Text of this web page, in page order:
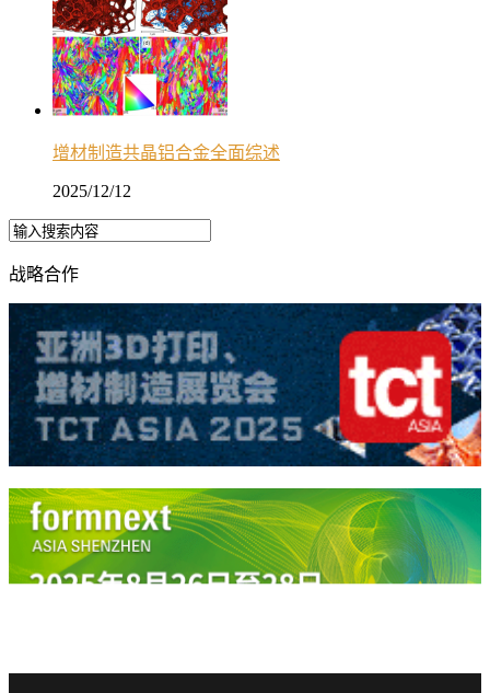
增材制造共晶铝合金全面综述
2025/12/12
战略合作